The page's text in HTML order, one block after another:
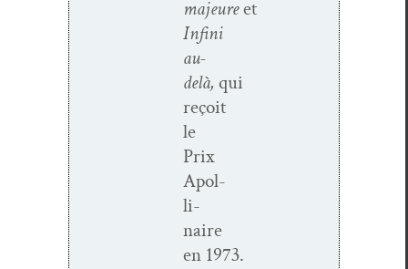
majeureet
Infi­ni
au-
delà, qui
reçoit
le
Prix
Apol­
li­
naire
en 1973.